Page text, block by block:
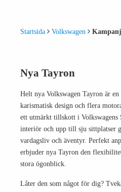
Startsida Volkswagen
Nya Tayron
Helt nya Volkswagen Tayron är
karismatisk design och flera
ett utmärkt tillskott i
interiör och upp till sju sittplatser
vardagsliv och äventyr. Perfekt
erbjuder nya Tayron den
stora ögonblick.
Låter den som något för dig?